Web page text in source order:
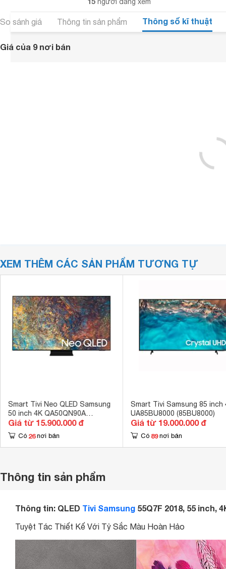
So sánh giá Thông tin sản phẩm Thông số kĩ thuật
Giá của 9 nơi bán
XEM THÊM CÁC SẢN PHẨM TƯƠNG TỰ
Smart Tivi Neo QLED Samsung
50 inch 4K QA50QN90A
(50QN90A)
Giá từ 15.900.000 đ
Có 26 nơi bán
Smart Tivi Samsung 85 inch
UA85BU8000 (85BU8000)
Giá từ 19.000.000 đ
Có 89 nơi bán
Thông tin sản phẩm
Thông tin: QLED Tivi Samsung 55Q7F 2018, 55 inch,
Tuyệt Tác Thiết Kế Với Tỷ Sắc Màu Hoàn Hảo